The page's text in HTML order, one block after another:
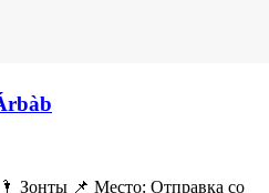
Зонты 📌 Место: Отправка со